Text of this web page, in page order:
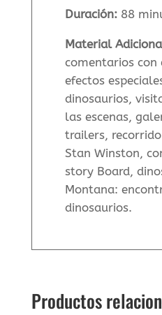
Duración:88
Material
comentarios con
efectos
dinosaurios,
las escenas,
trailers,
Stan Winston,
story Board,
Montana:
dinosaurios.
Productos